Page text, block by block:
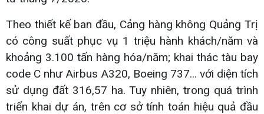
Theo thiết kế ban đầu, Cảng hàng không Quảng Trị
có công suất phục vụ 1 triệu hành khách/năm và
khoảng 3.100 tấn hàng hóa/năm; khai thác tàu bay
code C như Airbus A320, Boeing 737... với diện tích
sử dụng đất 316,57 ha. Tuy nhiên, trong quá trình
triển khai dự án, trên cơ sở tính toán hiệu quả đầu